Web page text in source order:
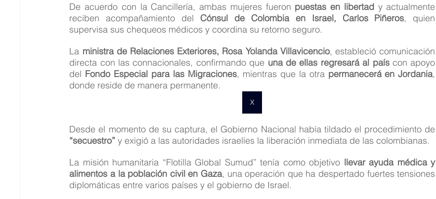
De acuerdo con la Cancillería, ambas mujeres fueron puestas en libertad y actualmente
reciben acompañamiento del Cónsul de Colombia en Israel, Carlos Piñeros, quien
supervisa sus chequeos médicos y coordina su retorno seguro.
La ministra de Relaciones Exteriores, Rosa Yolanda Villavicencio, estableció comunicación
directa con las connacionales, confirmando que una de ellas regresará al país con apoyo
del Fondo Especial para las Migraciones, mientras que la otra permanecerá en Jordania,
donde reside de manera permanente.
X
“secuestro” y exigió a las autoridades israelíes la liberación inmediata de las colombianas.
La misión humanitaria “Flotilla Global Sumud” tenía como objetivo llevar ayuda médica y
alimentos a la población civil en Gaza, una operación que ha despertado fuertes tensiones
diplomáticas entre varios países y el gobierno de Israel.